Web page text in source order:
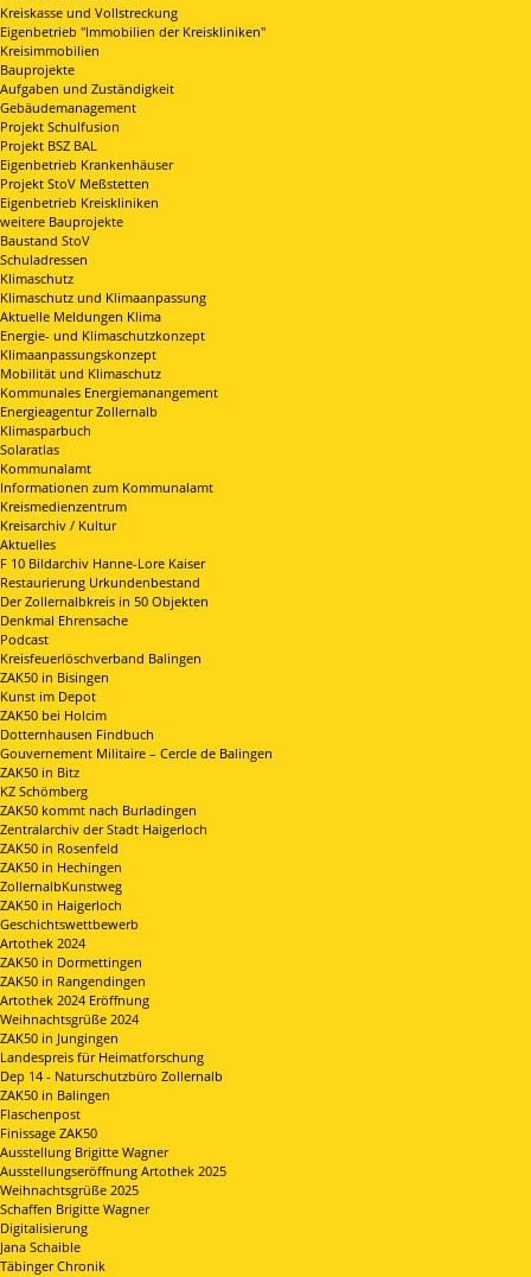
Kreiskasse und Vollstreckung
Eigenbetrieb "Immobilien der Kreiskliniken"
Kreisimmobilien
Bauprojekte
Aufgaben und Zuständigkeit
Gebäudemanagement
Projekt Schulfusion
Projekt BSZ BAL
Eigenbetrieb Krankenhäuser
Projekt StoV Meßstetten
Eigenbetrieb Kreiskliniken
weitere Bauprojekte
Baustand StoV
Schuladressen
Klimaschutz
Klimaschutz und Klimaanpassung
Aktuelle Meldungen Klima
Energie- und Klimaschutzkonzept
Klimaanpassungskonzept
Mobilität und Klimaschutz
Kommunales Energiemanangement
Energieagentur Zollernalb
Klimasparbuch
Solaratlas
Kommunalamt
Informationen zum Kommunalamt
Kreismedienzentrum
Kreisarchiv / Kultur
Aktuelles
F 10 Bildarchiv Hanne-Lore Kaiser
Restaurierung Urkundenbestand
Der Zollernalbkreis in 50 Objekten
Denkmal Ehrensache
Podcast
Kreisfeuerlöschverband Balingen
ZAK50 in Bisingen
Kunst im Depot
ZAK50 bei Holcim
Dotternhausen Findbuch
Gouvernement Militaire – Cercle de Balingen
ZAK50 in Bitz
KZ Schömberg
ZAK50 kommt nach Burladingen
Zentralarchiv der Stadt Haigerloch
ZAK50 in Rosenfeld
ZAK50 in Hechingen
ZollernalbKunstweg
ZAK50 in Haigerloch
Geschichtswettbewerb
Artothek 2024
ZAK50 in Dormettingen
ZAK50 in Rangendingen
Artothek 2024 Eröffnung
Weihnachtsgrüße 2024
ZAK50 in Jungingen
Landespreis für Heimatforschung
Dep 14 - Naturschutzbüro Zollernalb
ZAK50 in Balingen
Flaschenpost
Finissage ZAK50
Ausstellung Brigitte Wagner
Ausstellungseröffnung Artothek 2025
Weihnachtsgrüße 2025
Schaffen Brigitte Wagner
Digitalisierung
Jana Schaible
Täbinger Chronik